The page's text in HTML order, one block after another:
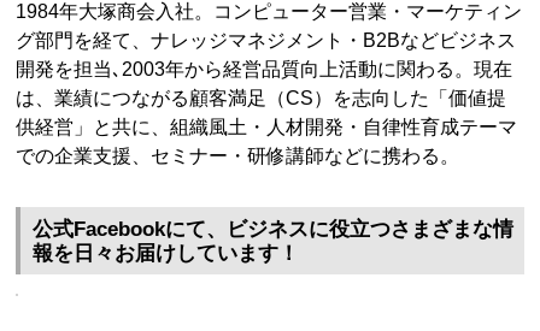
1984年大塚商会入社。コンピューター営業・マーケティン
グ部門を経て、ナレッジマネジメント・B2Bなどビジネス
開発を担当､2003年から経営品質向上活動に関わる。現在
は、業績につながる顧客満足（CS）を志向した「価値提
供経営」と共に、組織風土・人材開発・自律性育成テーマ
での企業支援、セミナー・研修講師などに携わる。
公式Facebookにて、ビジネスに役立つさまざまな情
報を日々お届けしています！